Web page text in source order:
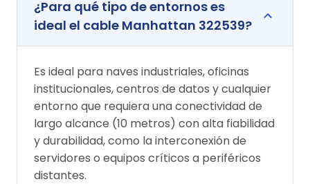
¿Para qué tipo de entornos es
ideal el cable Manhattan 322539?
Es ideal para naves industriales, oficinas
institucionales, centros de datos y cualquier
entorno que requiera una conectividad de
largo alcance (10 metros) con alta fiabilidad
y durabilidad, como la interconexión de
servidores o equipos críticos a periféricos
distantes.